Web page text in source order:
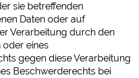
sie betreffenden
Daten oder auf
Verarbeitung durch den
eines
gegen diese Verarbeitung
Beschwerderechts bei